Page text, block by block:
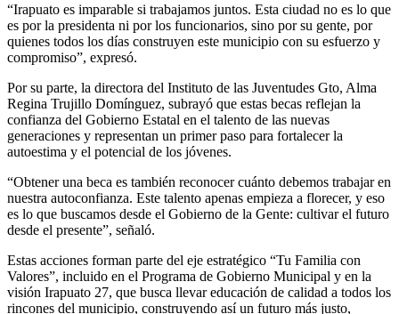
“Irapuato es imparable si trabajamos juntos. Esta ciudad no es lo que
es por la presidenta ni por los funcionarios, sino por su gente, por
quienes todos los días construyen este municipio con su esfuerzo y
compromiso”, expresó.
Por su parte, la directora del Instituto de las Juventudes Gto, Alma
Regina Trujillo Domínguez, subrayó que estas becas reflejan la
confianza del Gobierno Estatal en el talento de las nuevas
generaciones y representan un primer paso para fortalecer la
autoestima y el potencial de los jóvenes.
“Obtener una beca es también reconocer cuánto debemos trabajar en
nuestra autoconfianza. Este talento apenas empieza a florecer, y eso
es lo que buscamos desde el Gobierno de la Gente: cultivar el futuro
desde el presente”, señaló.
Estas acciones forman parte del eje estratégico “Tu Familia con
Valores”, incluido en el Programa de Gobierno Municipal y en la
visión Irapuato 27, que busca llevar educación de calidad a todos los
rincones del municipio, construyendo así un futuro más justo,